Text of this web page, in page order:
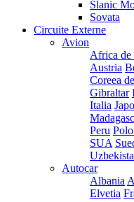
Slanic
Sovata
Circuite Externe
Avion
Africa de
Austria
Coreea
Gibraltar
Italia
Peru
SUA
Autocar
Albania
Elvetia